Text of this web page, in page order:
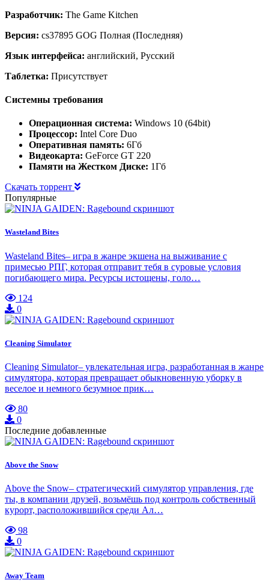
Разработчик: The Game Kitchen
Версия: cs37895 GOG Полная (Последняя)
Язык интерфейса: английский, Русский
Таблетка: Присутствует
Системны требования
Операционная система: Windows 10 (64bit)
Процессор: Intel Core Duo
Оперативная память: 6Гб
Видеокарта: GeForce GT 220
Памяти на Жестком Диске: 1Гб
Скачать торрент
Популярные
Wasteland Bites
Wasteland Bites– игра в жанре экшена на выживание с
примесью РПГ, которая отправит тебя в суровые условия
погибающего мира. Ресурсы истощены, голо…
124
0
Cleaning Simulator
Cleaning Simulator– увлекательная игра, разработанная в жанре
симулятора, которая превращает обыкновенную уборку в
веселое и немного безумное прик…
80
0
Последние добавленные
Above the Snow
Above the Snow– стратегический симулятор управления, где
ты, в компании друзей, возьмёшь под контроль собственный
курорт, расположившийся среди Ал…
98
0
Away Team